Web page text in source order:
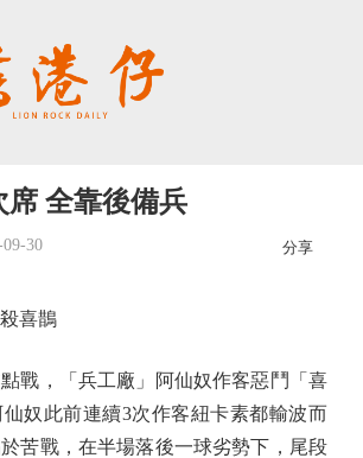
席 全靠後備兵
09-30 分享
喜鵲
，「兵工廠」阿仙奴作客惡鬥「喜
奴此前連續3次作客紐卡素都輸波而
苦戰，在半場落後一球劣勢下，尾段